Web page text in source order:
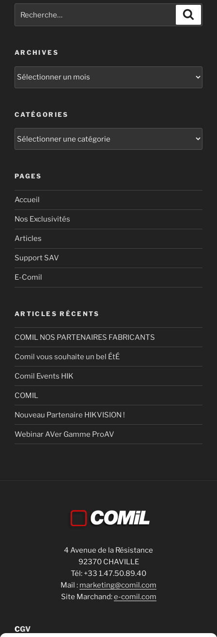
ARCHIVES
CATÉGORIES
PAGES
Accueil
Nos Exclusivités
Articles
Support SAV
E-Comil
ARTICLES RÉCENTS
COMIL NOS PARTENAIRES FABRICANTS
Comil vous souhaite un bel ÉtÉ
Comil Events HIK
COMIL
Nouveau Partenaire HIKVISION !
Webinar AVer Gamme ProAV
4 Avenue de la Résistance
92370 CHAVILLE
Tél: +33 1.47.50.89.40
Mail : marketing@comil.com
Site Marchand:e-comil.com
CGV